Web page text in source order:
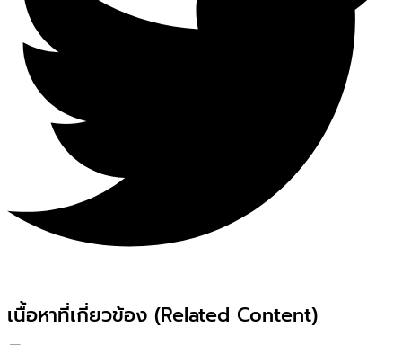
เนื้อหาที่เกี่ยวข้อง (Related Content)